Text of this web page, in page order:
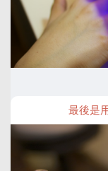
最後是